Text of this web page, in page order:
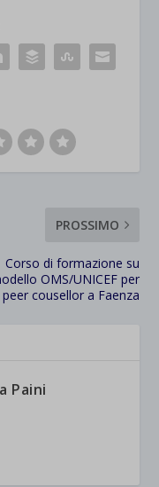
PROSSIMO
Corso di formazione su
OMS/UNICEF per
peer cousellor a Faenza
Paini